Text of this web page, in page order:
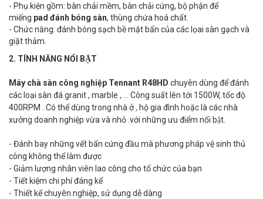
- Phụ kiện gồm: bàn chải mềm, bàn chải cứng, bộ phận để
miếng pad đánh bóng sàn, thùng chứa hoá chất.
- Chức năng: đánh bóng sạch bề mặt bẩn của các lọai sàn gạch và
giặt thảm.
2. TÍNH NĂNG NỔI BẬT
Máy chà sàn công nghiệp Tennant R48HD chuyên dùng để đánh
các loại sàn đá granit , marble , ... Công suất lên tới 1500W, tốc độ
400RPM . Có thể dùng trong nhà ở , hộ gia đình hoặc là các nhà
xưởng doanh nghiệp vừa và nhỏ .với những ưu điểm nổi bật.
- Đánh bay những vết bẩn cứng đầu mà phương pháp vệ sinh thủ
công không thể làm được
- Giảm lượng nhân viên lao công cho tổ chức của bạn
- Tiết kiệm chi phí đáng kể
- Thiết kế chuyên nghiệp, sử dụng dễ dàng